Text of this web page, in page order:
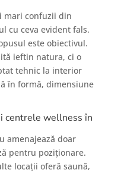
mari confuzii din
cu ceva evident fals.
este obiectivul.
ieftin natura, ci o
tehnic la interior
în formă, dimensiune
centrele wellness în
amenajează doar
pentru poziționare.
locații oferă saună,